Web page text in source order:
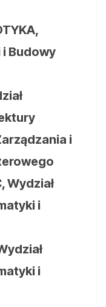
i Budowy
i
Wydział
i
i